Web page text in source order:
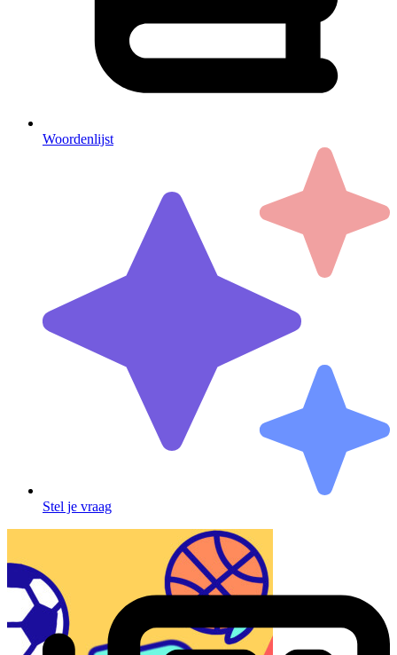
Woordenlijst
Stel je vraag